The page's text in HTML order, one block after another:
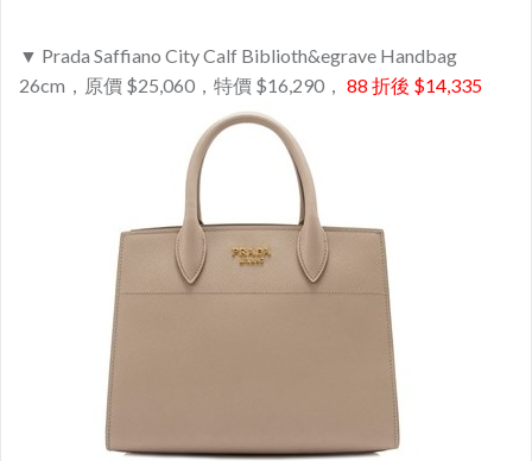
▼ Prada Saffiano City Calf Biblioth&egrave Handbag
26cm，原價 $25,060，特價 $16,290，
88 折後 $14,335